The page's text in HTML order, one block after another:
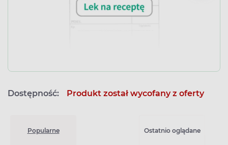
Dostępność: Produkt został wycofany z oferty
Popularne Ostatnio oglądane